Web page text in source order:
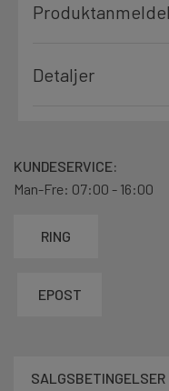
Detaljer
KUNDESERVICE:
Man-Fre: 07:00 - 16:00
RING
EPOST
SALGSBETINGELSER